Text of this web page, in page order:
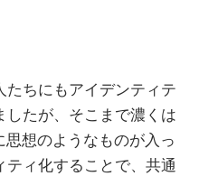
たちにもアイデンティテ
したが、そこまで濃くは
想のようなものが入っ
ィ化することで、共通